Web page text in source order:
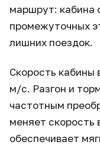
маршрут: кабина
промежуточных
лишних поездок.
Скорость кабины
м/с. Разгон и
частотным
меняет скорость
обеспечивает